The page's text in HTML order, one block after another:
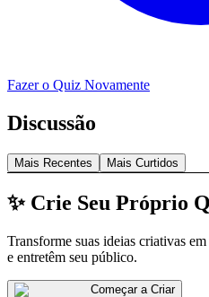
Fazer o Quiz Novamente
Discussão
Mais Recentes Mais Curtidos
✨ Crie Seu Próprio
Transforme suas ideias criativas
e entretêm seu público.
Começar a Criar